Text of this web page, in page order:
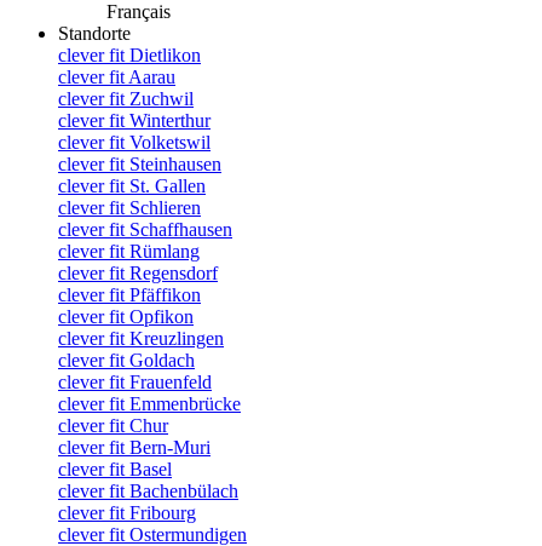
Français
Standorte
clever fit Dietlikon
clever fit Aarau
clever fit Zuchwil
clever fit Winterthur
clever fit Volketswil
clever fit Steinhausen
clever fit St. Gallen
clever fit Schlieren
clever fit Schaffhausen
clever fit Rümlang
clever fit Regensdorf
clever fit Pfäffikon
clever fit Opfikon
clever fit Kreuzlingen
clever fit Goldach
clever fit Frauenfeld
clever fit Emmenbrücke
clever fit Chur
clever fit Bern-Muri
clever fit Basel
clever fit Bachenbülach
clever fit Fribourg
clever fit Ostermundigen